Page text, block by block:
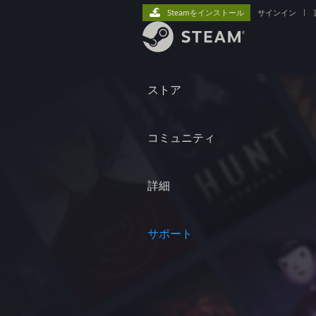
ストア
コミュニティ
詳細
サポート
Steamをインストール サインイン